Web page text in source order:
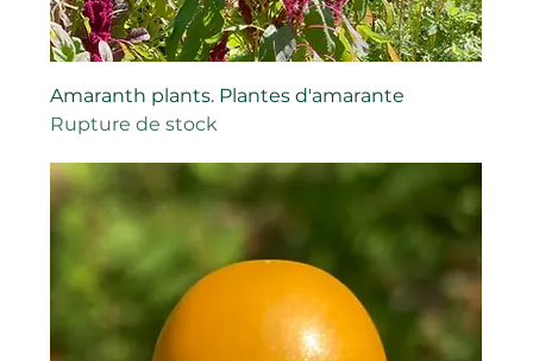
Amaranth plants. Plantes d'amarante
Rupture de stock